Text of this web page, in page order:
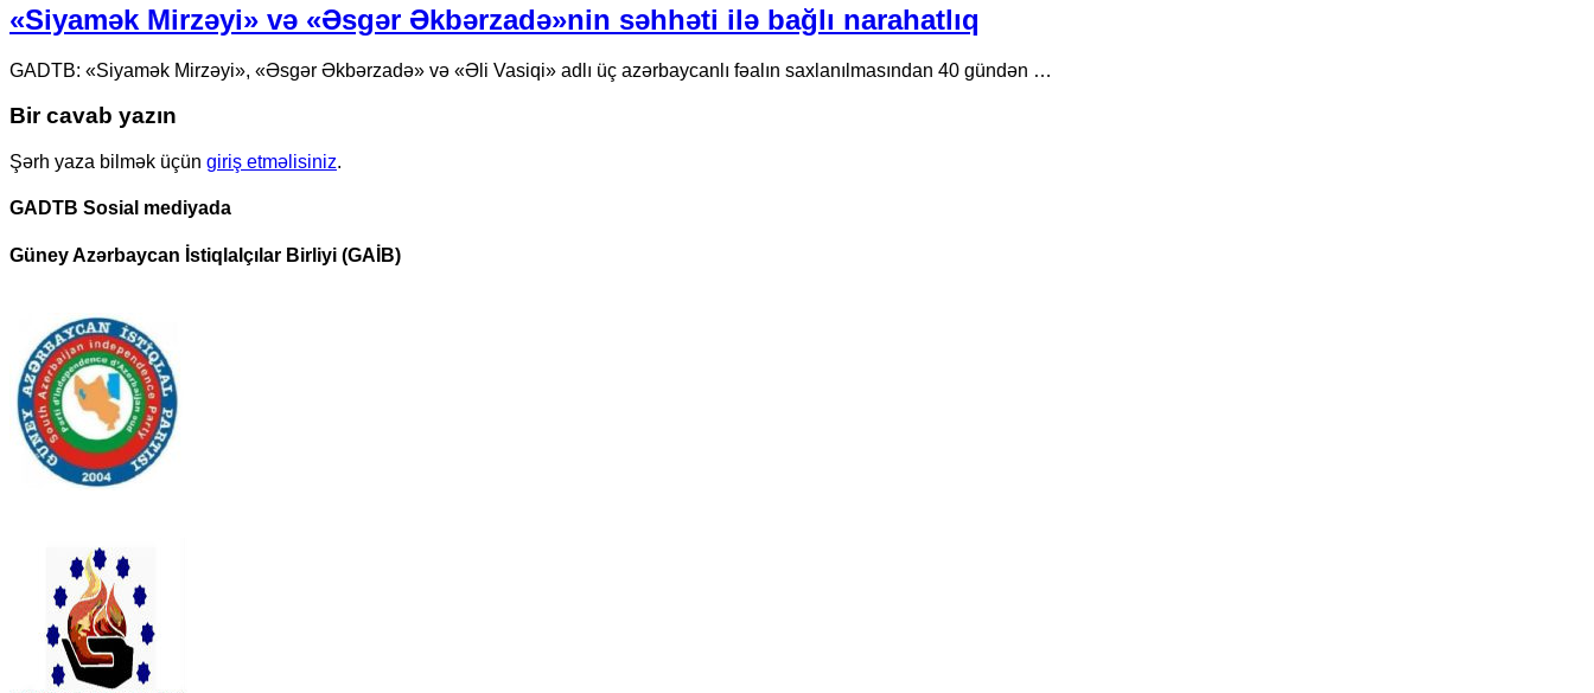
«Siyamək Mirzəyi» və «Əsgər Əkbərzadə»nin səhhəti ilə bağlı narahatlıq
GADTB: «Siyamək Mirzəyi», «Əsgər Əkbərzadə» və «Əli Vasiqi» adlı üç azərbaycanlı fəalın saxlanılmasından 40 gündən …
Bir cavab yazın
Şərh yaza bilmək üçün giriş etməlisiniz.
GADTB Sosial mediyada
Güney Azərbaycan İstiqlalçılar Birliyi (GAİB)